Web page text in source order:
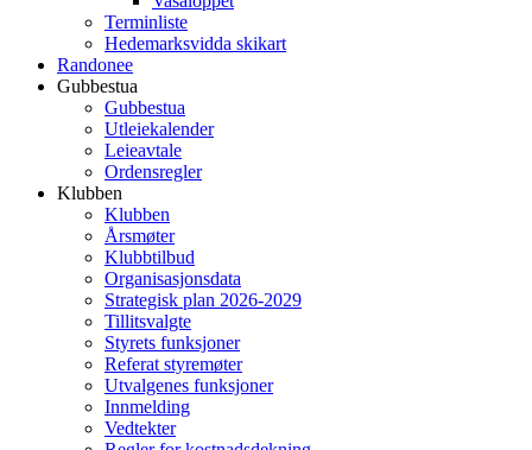
Terminliste
Hedemarksvidda skikart
Randonee
Gubbestua
Gubbestua
Utleiekalender
Leieavtale
Ordensregler
Klubben
Klubben
Årsmøter
Klubbtilbud
Organisasjonsdata
Strategisk plan 2026-2029
Tillitsvalgte
Styrets funksjoner
Referat styremøter
Utvalgenes funksjoner
Innmelding
Vedtekter